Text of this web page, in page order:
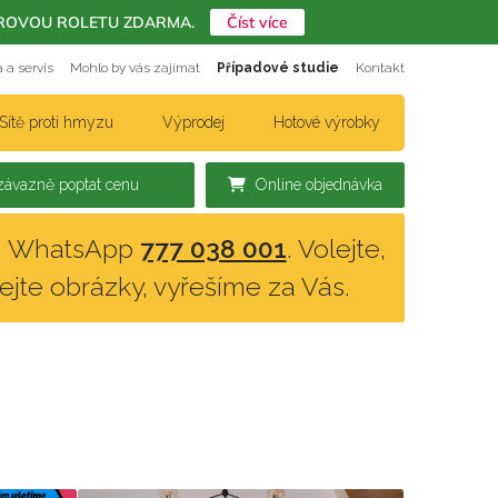
a servis Mohlo by vás zajímat Případové studie Kontakt
proti hmyzu Výprodej Hotové výrobky
Online objednávka
poptat cenu
WhatsApp 777 038 001. Volejte,
obrázky, vyřešíme za Vás.
ROLETU ZDARMA. Číst více